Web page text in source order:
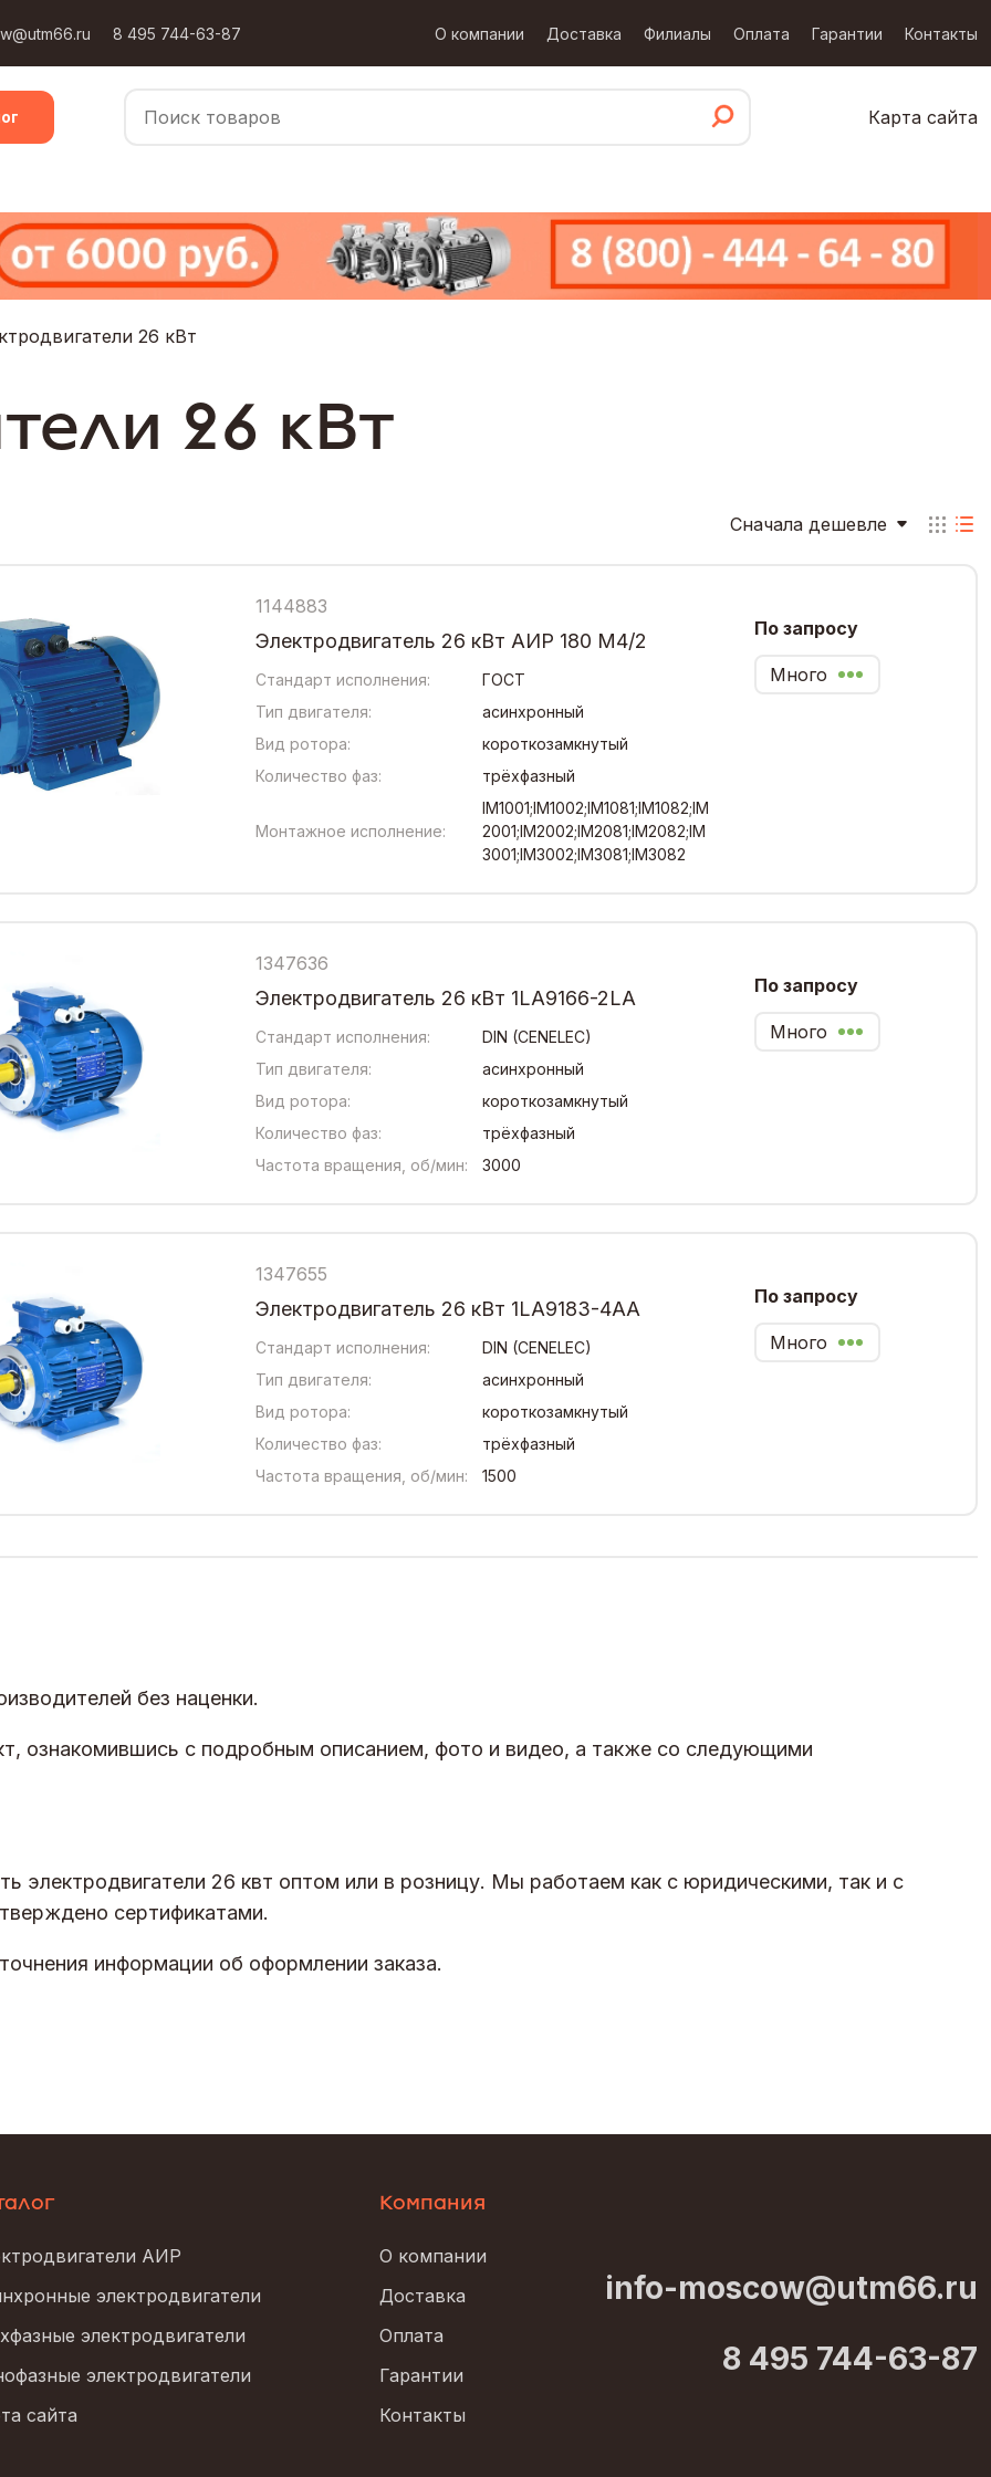
8 495 744-63-87 О компании Доставка Филиалы Оплата Гарантии Контакты
Карта сайта
26 кВт
26 кВт
Сначала дешевле
1144883
Электродвигатель 26 кВт АИР 180 М4/2
Стандарт исполнения:
ГОСТ
Тип двигателя:
асинхронный
Вид ротора:
короткозамкнутый
Количество фаз:
трёхфазный
Монтажное исполнение:
IM1001;IM1002;IM1081;IM1082;IM
2001;IM2002;IM2081;IM2082;IM
3001;IM3002;IM3081;IM3082
По запросу
Много
1347636
Электродвигатель 26 кВт 1LA9166-2LA
Стандарт исполнения:
DIN (CENELEC)
Тип двигателя:
асинхронный
Вид ротора:
короткозамкнутый
Количество фаз:
трёхфазный
Частота вращения, об/мин:
3000
По запросу
Много
1347655
Электродвигатель 26 кВт 1LA9183-4AA
Стандарт исполнения:
DIN (CENELEC)
Тип двигателя:
асинхронный
Вид ротора:
короткозамкнутый
Количество фаз:
трёхфазный
Частота вращения, об/мин:
1500
По запросу
Много
без наценки.
ознакомившись с подробным описанием, фото и видео, а также со следующими
электродвигатели 26 квт оптом или в розницу. Мы работаем как с юридическими, так и с
сертификатами.
информации об оформлении заказа.
АИР
электродвигатели
электродвигатели
электродвигатели
сайта
Компания
О компании
Доставка
Оплата
Гарантии
Контакты
info-moscow@utm66.ru
8 495 744-63-87